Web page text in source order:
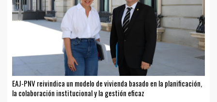
EAJ-PNV reivindica un modelo de vivienda basado en la planificación,
la colaboración institucional y la gestión eficaz